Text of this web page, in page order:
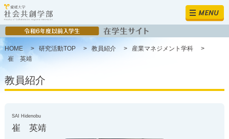
MENU
HOME > 研究活動TOP > 教員紹介 > 産業マネジメント学科
>
崔 英靖
教員紹介
SAI Hidenobu
崔 英靖